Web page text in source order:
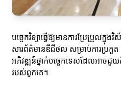
បច្ចេកវិទ្យាធ្វើឱ្យមានការប្រែប្រួលក្នុ
សារព័ត៌មានឌីជីថល សម្រាប់ការប្រកួត
អភិវឌ្ឍន៍ថ្នាក់បច្ចេកទេសដែលអាចជួ
របស់ពួកគេ។